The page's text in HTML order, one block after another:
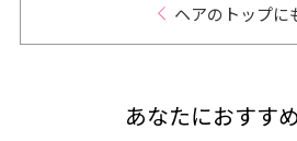
ヘアのトップに
あなたにおすす